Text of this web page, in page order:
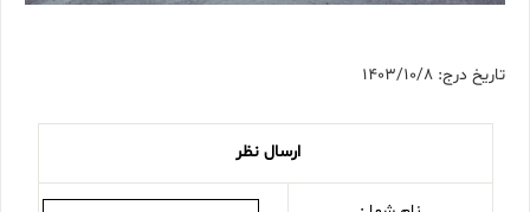
تاریخ درج: 1403/10/8
ارسال نظر